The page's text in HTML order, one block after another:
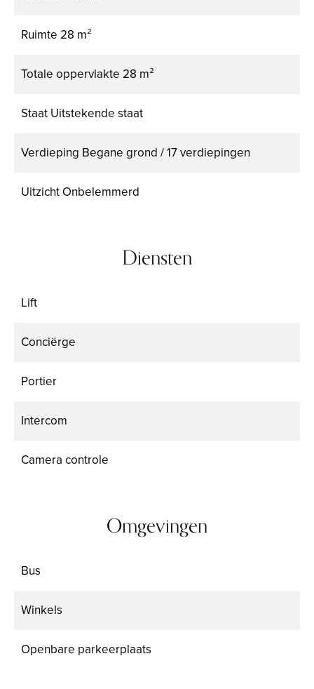
Ruimte 28 m²
Totale oppervlakte 28 m²
Staat Uitstekende staat
Verdieping Begane grond / 17 verdiepingen
Uitzicht Onbelemmerd
Diensten
Lift
Conciërge
Portier
Intercom
Camera controle
Omgevingen
Bus
Winkels
Openbare parkeerplaats